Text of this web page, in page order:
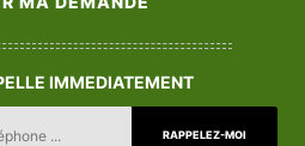
IMMEDIATEMENT